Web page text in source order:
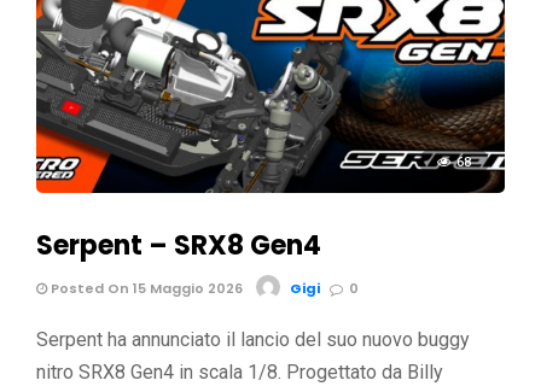
68
Serpent – SRX8 Gen4
Posted On 15 Maggio 2026 Gigi 0
Serpent ha annunciato il lancio del suo nuovo buggy
nitro SRX8 Gen4 in scala 1/8. Progettato da Billy